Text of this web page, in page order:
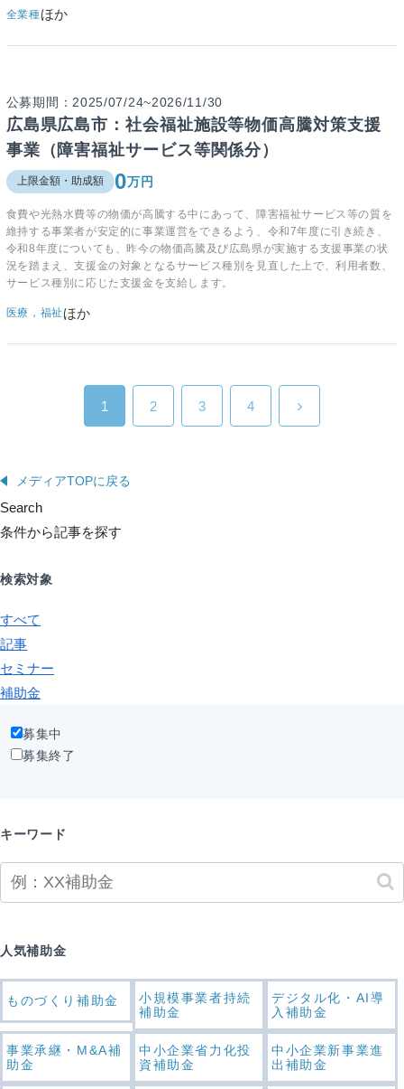
全業種ほか
公募期間：2025/07/24~2026/11/30
広島県広島市：社会福祉施設等物価高騰対策支援
事業（障害福祉サービス等関係分）
上限金額・助成額 0万円
食費や光熱水費等の物価が高騰する中にあって、障害福祉サービス等の質を
維持する事業者が安定的に事業運営をできるよう、令和7年度に引き続き、
令和8年度についても、昨今の物価高騰及び広島県が実施する支援事業の状
況を踏まえ、支援金の対象となるサービス種別を見直した上で、利用者数、
サービス種別に応じた支援金を支給します。
医療，福祉ほか
1 2 3 4
メディアTOPに戻る
Search
条件から記事を探す
検索対象
すべて
記事
セミナー
補助金
募集中
募集終了
キーワード
人気補助金
ものづくり補助金
小規模事業者持続
補助金
デジタル化・AI導
入補助金
事業承継・M&A補
助金
中小企業省力化投
資補助金
中小企業新事業進
出補助金